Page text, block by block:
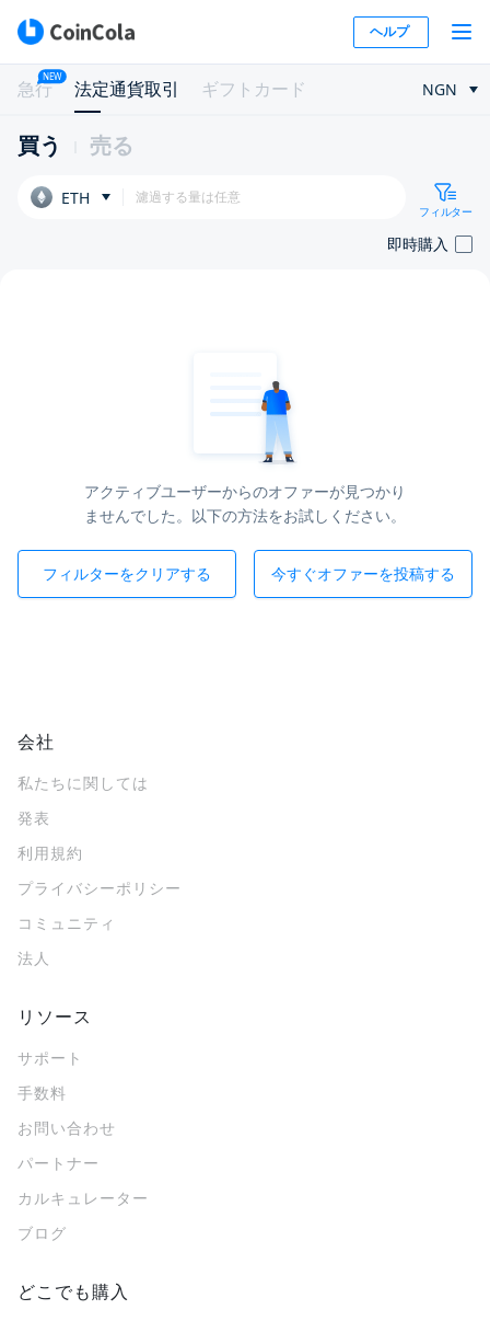
ヘルプ
急行
NEW
法定通貨取引 ギフトカード NGN
買う 売る
ETH
フィルター
即時購入
アクティブユーザーからのオファーが見つかり
ませんでした。以下の方法をお試しください。
フィルターをクリアする 今すぐオファーを投稿する
会社
私たちに関しては
発表
利用規約
プライバシーポリシー
コミュニティ
法人
リソース
サポート
手数料
お問い合わせ
パートナー
カルキュレーター
ブログ
どこでも購入